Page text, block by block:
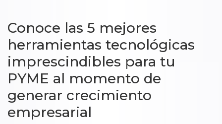
Conoce las 5 mejores
herramientas tecnológicas
imprescindibles para tu
PYME al momento de
generar crecimiento
empresarial